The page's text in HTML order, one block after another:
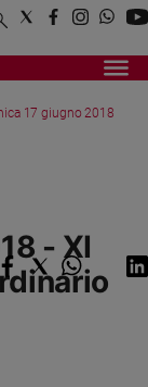
17 giugno 2018
- XI